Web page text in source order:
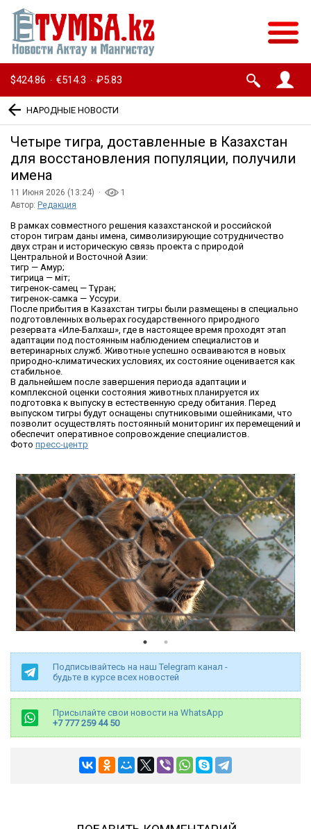
$424.86 · €514.3 · ₽5.83
НАРОДНЫЕ НОВОСТИ
Четыре тигра, доставленные в Казахстан
для восстановления популяции, получили
имена
11 Июня 2026 (13:24) ·
1
Автор: Редакция
В рамках совместного решения казахстанской и российской
сторон тиграм даны имена, символизирующие сотрудничество
двух стран и историческую связь проекта с природой
Центральной и Восточной Азии:
тигр — Амур;
тигрица — Үміт;
тигренок-самец — Тұран;
тигренок-самка — Уссури.
После прибытия в Казахстан тигры были размещены в специально
подготовленных вольерах государственного природного
резервата «Иле-Балхаш», где в настоящее время проходят этап
адаптации под постоянным наблюдением специалистов и
ветеринарных служб. Животные успешно осваиваются в новых
природно-климатических условиях, их состояние оценивается как
стабильное.
В дальнейшем после завершения периода адаптации и
комплексной оценки состояния животных планируется их
подготовка к выпуску в естественную среду обитания. Перед
выпуском тигры будут оснащены спутниковыми ошейниками, что
позволит осуществлять постоянный мониторинг их перемещений и
обеспечит оперативное сопровождение специалистов.
Фото пресс-центр
Подписывайтесь на наш Telegram канал -
будьте в курсе всех новостей
Присылайте свои новости на WhatsApp
+7 777 259 44 50